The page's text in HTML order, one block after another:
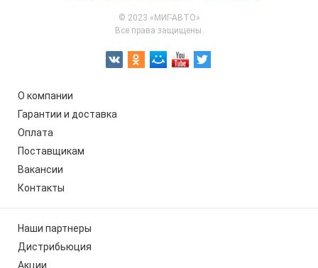
© 2023 «МИГ-АВТО»
Все права защищены.
О компании
Гарантии и доставка
Оплата
Поставщикам
Вакансии
Контакты
Наши партнеры
Дистрибьюция
Акции